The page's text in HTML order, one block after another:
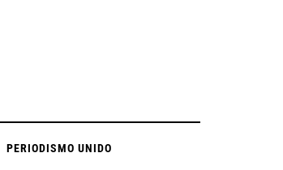
PERIODISMO UNIDO